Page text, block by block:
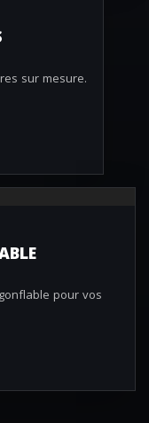
sur mesure.
pour vos